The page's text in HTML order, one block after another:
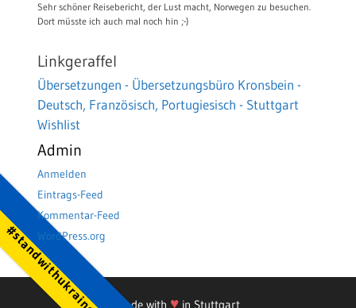
#standwithukraine
Sehr schöner Reisebericht, der Lust macht, Norwegen zu besuchen.
Dort müsste ich auch mal noch hin ;-)
Linkgeraffel
Übersetzungen - Übersetzungsbüro Kronsbein -
Deutsch, Französisch, Portugiesisch - Stuttgart
Wishlist
Admin
Anmelden
Eintrags-Feed
Kommentar-Feed
WordPress.org
Made with ♥ in Stuttgart